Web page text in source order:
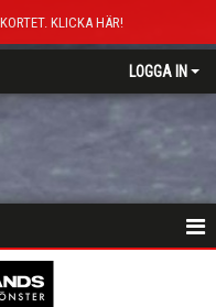
KLICKA HÄR!
LOGGA IN